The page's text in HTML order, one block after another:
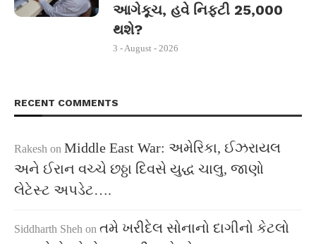
આગેકૂચ, હવે નિફ્ટી 25,000
થશે?
3 - August - 2026
RECENT COMMENTS
Rakesh on Middle East War: અમેરિકા, ઈઝરાયલ
અને ઈરાન વચ્ચે છઠ્ઠા દિવસે યુદ્ધ ચાલુ, જાણો
લેટેસ્ટ અપડેટ….
Siddharth Sheh on તમે ખરીદેલ સોનાનો દાગીનો કેટલો